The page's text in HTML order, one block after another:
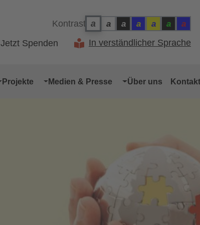
Kontrast a
Kontrast: Normal
a
Kontrast: Schwarz auf
a
Kontrast: Weiss
a
Kontrast: Gelb
a
Kontrast:
a a
Jetzt Spenden In verständlicher Sprache
Projekte Medien & Presse Über uns Kontakt